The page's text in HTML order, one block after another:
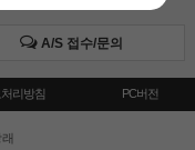
A/S 접수/문의
리방침 PC버전